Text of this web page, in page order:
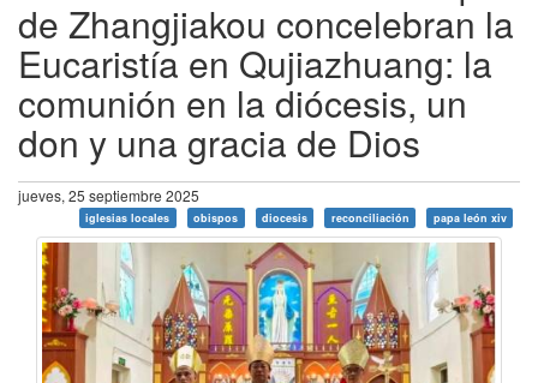
de Zhangjiakou concelebran la
Eucaristía en Qujiazhuang: la
comunión en la diócesis, un
don y una gracia de Dios
jueves, 25 septiembre 2025
iglesias locales obispos diocesis reconciliación papa león xiv